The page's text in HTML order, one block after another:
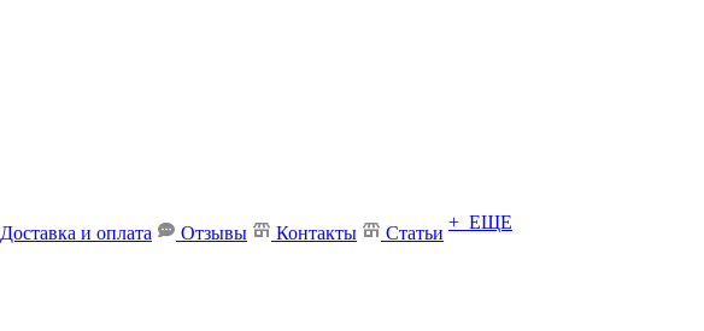
Доставка и оплата Отзывы Контакты Статьи
+ ЕЩЕ